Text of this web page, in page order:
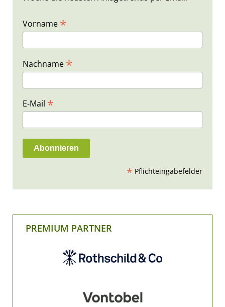
Vorname *
Nachname *
E-Mail *
* Pflichteingabefelder
PREMIUM PARTNER